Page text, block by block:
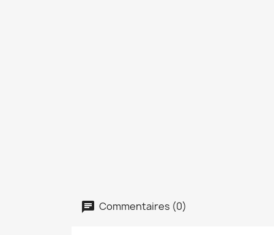
Commentaires (0)